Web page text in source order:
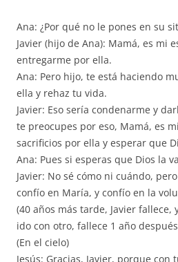
Ana: ¿Por qué no le pones en su
Javier (hijo de Ana): Mamá, es mi
entregarme por ella.
Ana: Pero hijo, te está haciendo
ella y rehaz tu vida.
Javier: Eso sería condenarme y
te preocupes por eso, Mamá, es
sacrificios por ella y esperar que
Ana: Pues si esperas que Dios la
Javier: No sé cómo ni cuándo,
confío en María, y confío en la
(40 años más tarde, Javier
ido con otro, fallece 1 año
(En el cielo)
Jesús: Gracias, Javier, porque